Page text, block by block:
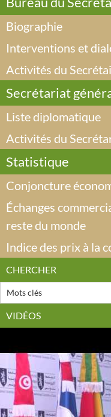
Biographie
Interventions et
Activités du
Secrétariat
Liste diplomatique
Activités du
Statistique
Conjoncture
Échanges
reste du monde
Indice des prix à la
CHERCHER
VIDÉOS